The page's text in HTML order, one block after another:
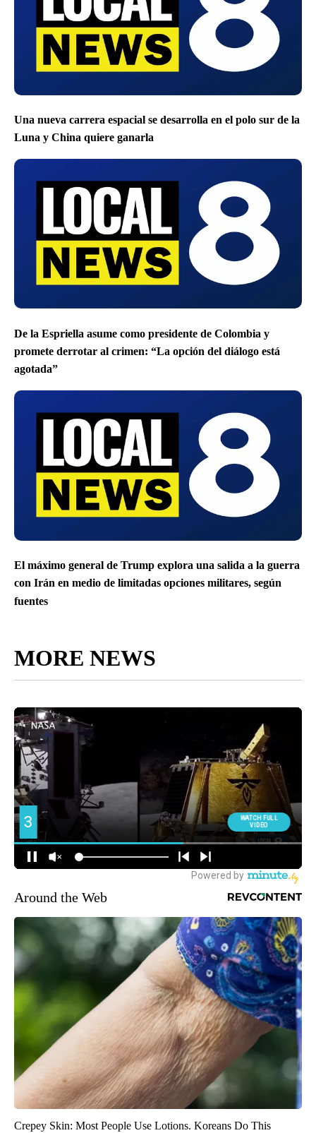
Una nueva carrera espacial se desarrolla en el polo sur de la
Luna y China quiere ganarla
De la Espriella asume como presidente de Colombia y
promete derrotar al crimen: “La opción del diálogo está
agotada”
El máximo general de Trump explora una salida a la guerra
con Irán en medio de limitadas opciones militares, según
fuentes
MORE NEWS
Around the Web
Crepey Skin: Most People Use Lotions. Koreans Do This